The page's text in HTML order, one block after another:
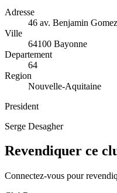
Adresse
46 av. Benjamin Gomez
Ville
64100 Bayonne
Departement
64
Region
Nouvelle-Aquitaine
President
Serge Desagher
Revendiquer ce
Connectez-vous pour